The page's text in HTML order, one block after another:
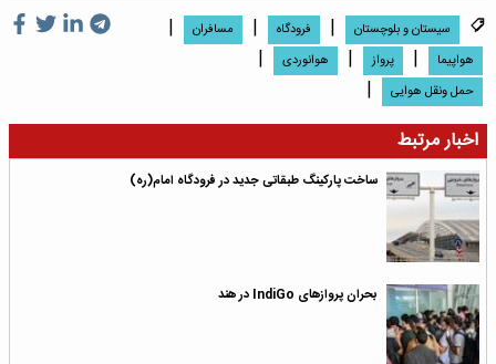
سیستان و بلوچستان | فرودگاه | مسافران |
هواپیما | پرواز | هوانوردی |
حمل ونقل هوایی
|
اخبار مرتبط
ساخت پارکینگ طبقاتی جدید در فرودگاه امام(ره)
بحران پروازهای IndiGo در هند